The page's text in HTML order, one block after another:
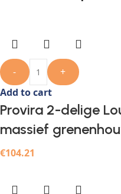
-
+
Add to cart
Provira 2-delige
massief
€104.21